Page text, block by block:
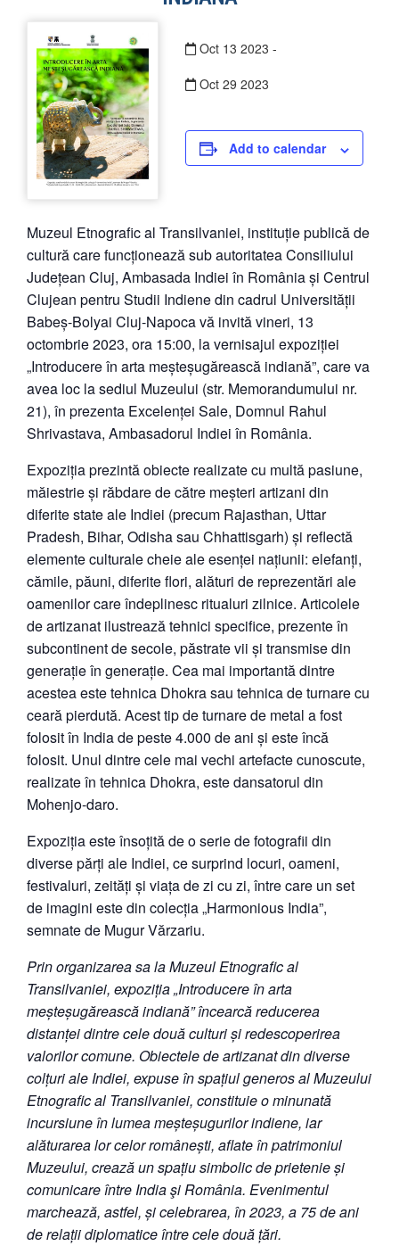
Oct 13 2023 -
Oct 29 2023
Add to calendar
Muzeul Etnografic al Transilvaniei, instituție publică de
cultură care funcționează sub autoritatea Consiliului
Județean Cluj, Ambasada Indiei în România și Centrul
Clujean pentru Studii Indiene din cadrul Universității
Babeș-Bolyai Cluj-Napoca vă invită vineri, 13
octombrie 2023, ora 15:00, la vernisajul expoziției
„Introducere în arta meșteșugărească indiană”, care va
avea loc la sediul Muzeului (str. Memorandumului nr.
21), în prezenta Excelenței Sale, Domnul Rahul
Shrivastava, Ambasadorul Indiei în România.
Expoziția prezintă obiecte realizate cu multă pasiune,
măiestrie și răbdare de către meșteri artizani din
diferite state ale Indiei (precum Rajasthan, Uttar
Pradesh, Bihar, Odisha sau Chhattisgarh) și reflectă
elemente culturale cheie ale esenței națiunii: elefanți,
cămile, păuni, diferite flori, alături de reprezentări ale
oamenilor care îndeplinesc ritualuri zilnice. Articolele
de artizanat ilustrează tehnici specifice, prezente în
subcontinent de secole, păstrate vii și transmise din
generație în generație. Cea mai importantă dintre
acestea este tehnica Dhokra sau tehnica de turnare cu
ceară pierdută. Acest tip de turnare de metal a fost
folosit în India de peste 4.000 de ani și este încă
folosit. Unul dintre cele mai vechi artefacte cunoscute,
realizate în tehnica Dhokra, este dansatorul din
Mohenjo-daro.
Expoziția este însoțită de o serie de fotografii din
diverse părți ale Indiei, ce surprind locuri, oameni,
festivaluri, zeități și viața de zi cu zi, între care un set
de imagini este din colecția„Harmonious India”,
semnate de Mugur Vărzariu.
Prin organizarea sa la Muzeul Etnografic al
Transilvaniei, expoziția „Introducere în arta
meșteșugărească indiană”încearcă reducerea
distanței dintre cele două culturi și redescoperirea
valorilor comune. Obiectele de artizanat din diverse
colțuri ale Indiei, expuse în spațiul generos al Muzeului
Etnografic al Transilvaniei, constituie o minunată
incursiune în lumea meșteșugurilor indiene, iar
alăturarea lor celor românești, aflate în patrimoniul
Muzeului, crează un spațiu simbolic de prietenie și
comunicare între India şi România. Evenimentul
marchează, astfel, și celebrarea, în 2023, a 75 de ani
de relații diplomatice între cele două țări.